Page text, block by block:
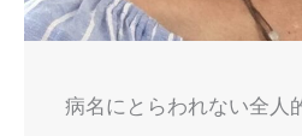
病名にとらわれない全人